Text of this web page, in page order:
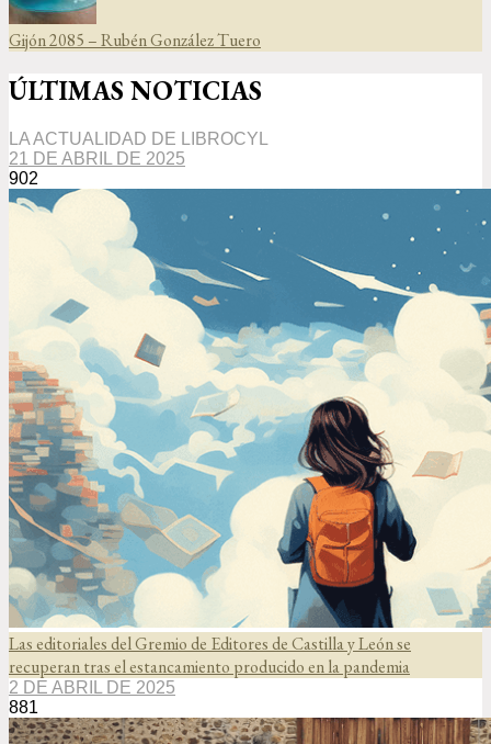
Gijón 2085 – Rubén González Tuero
ÚLTIMAS NOTICIAS
LA ACTUALIDAD DE LIBROCYL
21 DE ABRIL DE 2025
902
Las editoriales del Gremio de Editores de Castilla y León se
recuperan tras el estancamiento producido en la pandemia
2 DE ABRIL DE 2025
881